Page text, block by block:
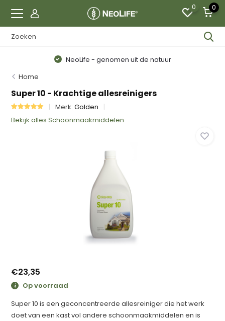
0 0
NeoLife - genomen uit de natuur
Home
Super 10 - Krachtige allesreinigers
Merk:Golden
Bekijk alles Schoonmaakmiddelen
€23,35
Op voorraad
Super 10 is een geconcentreerde allesreiniger die het werk
doet van een kast vol andere schoonmaakmiddelen en is